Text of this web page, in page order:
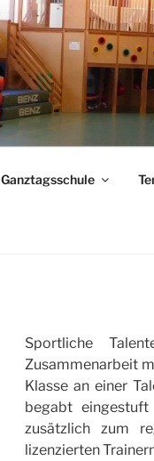
Ganztagsschule
Sportliche
Zusammenarbeit
Klasse an einer
begabt
zusätzlich zum
lizenzierten